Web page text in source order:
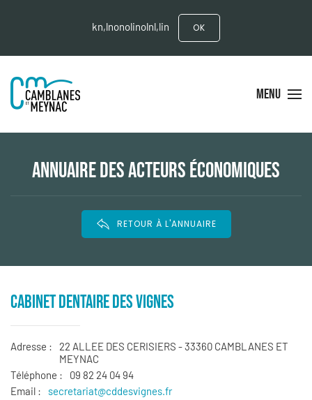
kn,lnonolinolnl,lin OK
MENU
ANNUAIRE DES ACTEURS ÉCONOMIQUES
RETOUR À L'ANNUAIRE
CABINET DENTAIRE DES VIGNES
Adresse :
22 ALLEE DES CERISIERS - 33360 CAMBLANES ET
MEYNAC
Téléphone :
09 82 24 04 94
Email :
secretariat@cddesvignes.fr